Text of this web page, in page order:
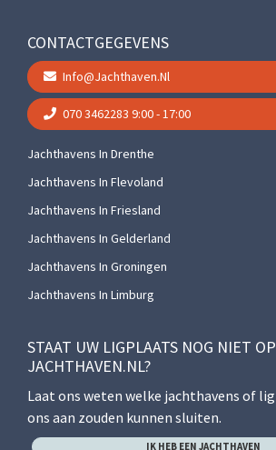
CONTACTGEGEVENS
Info@jachthaven.nl
070 3462283 9:00 - 17:00
Jachthavens In Drenthe
Jachthavens In Flevoland
Jachthavens In Friesland
Jachthavens In Gelderland
Jachthavens In Groningen
Jachthavens In Limburg
STAAT UW LIGPLAATS NOG NIET OP
JACHTHAVEN.NL?
Laat ons weten welke jachthavens of
ons aan zouden kunnen sluiten.
IK HEB EEN JACHTHAVEN